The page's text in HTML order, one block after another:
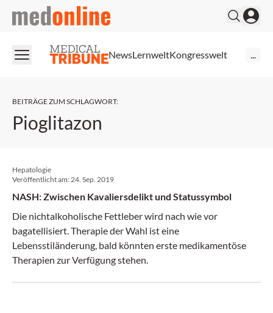
medonline
NewsLernweltKongresswelt
BEITRÄGE ZUM SCHLAGWORT:
Pioglitazon
Hepatologie
Veröffentlicht am:24. Sep. 2019
NASH: Zwischen Kavaliersdelikt und Statussymbol
Die nichtalkoholische Fettleber wird nach wie vor
bagatellisiert. Therapie der Wahl ist eine
Lebensstiländerung, bald könnten erste medikamentöse
Therapien zur Verfügung stehen.